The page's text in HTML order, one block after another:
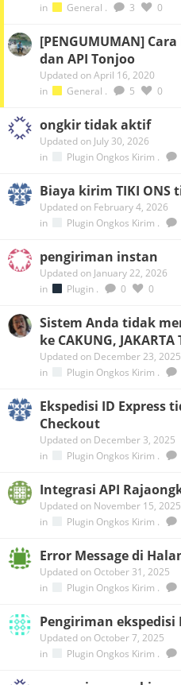
in
General . 3 0
[PENGUMUMAN]
dan API Tonjoo
Updated on April 16, 2020
in
General . 5 0
ongkir tidak aktif
Updated on July 30, 2026
in
Plugin Ongkos Kirim .
Biaya kirim TIKI ONS
Updated on February 4, 2026
in
Plugin Ongkos Kirim .
pengiriman instan
Updated on January 22, 2026
in
Plugin . 0 0
Sistem Anda tidak
ke CAKUNG, JAKARTA
Updated on December 23, 2025
in
Plugin Ongkos Kirim .
Ekspedisi ID Express
Checkout
Updated on December 3, 2025
in
Plugin Ongkos Kirim .
Integrasi API
Updated on November 15, 2025
in
Plugin Ongkos Kirim .
Error Message di
Updated on October 31, 2025
in
Plugin Ongkos Kirim .
Pengiriman ekspedisi
Updated on October 7, 2025
in
Plugin Ongkos Kirim .